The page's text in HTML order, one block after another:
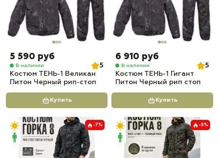
5 590 руб
В наличии
5
Костюм ТЕНЬ-1 Великан
Питон Черный рип-стоп
Купить
6 910 руб
В наличии
5
Костюм ТЕНЬ-1 Гигант
Питон Черный рип стоп
Купить
-7% -5%